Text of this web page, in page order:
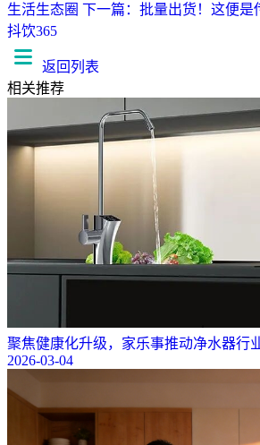
生活生态圈 下一篇：批量出货！这便是
抖饮365
返回列表
相关推荐
聚焦健康化升级，家乐事推动净水器行
2026-03-04